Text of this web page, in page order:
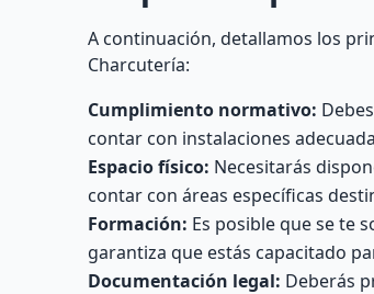
A continuación, detallamos los
Charcutería:
Cumplimiento normativo:
contar con instalaciones
Espacio físico: Necesitarás
contar con áreas específicas
Formación: Es posible que se te
garantiza que estás capacitado
Documentación legal: Deberás